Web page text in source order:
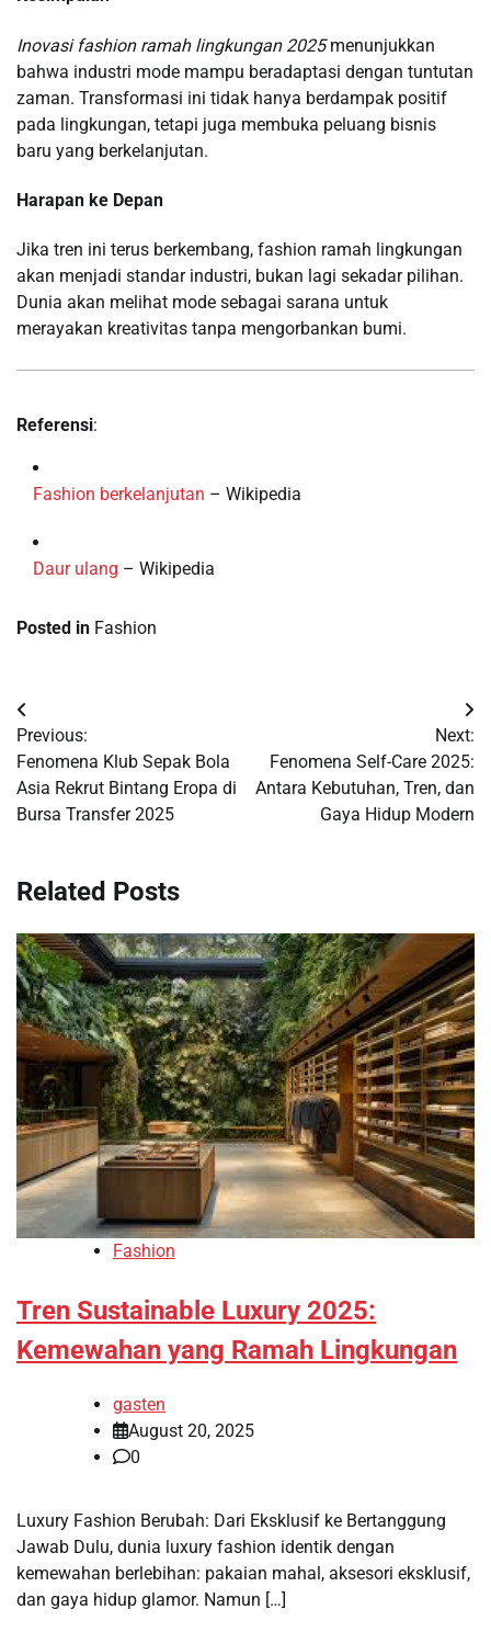
Inovasi fashion ramah lingkungan 2025menunjukkan
bahwa industri mode mampu beradaptasi dengan tuntutan
zaman. Transformasi ini tidak hanya berdampak positif
pada lingkungan, tetapi juga membuka peluang bisnis
baru yang berkelanjutan.
Harapan ke Depan
Jika tren ini terus berkembang, fashion ramah lingkungan
akan menjadi standar industri, bukan lagi sekadar pilihan.
Dunia akan melihat mode sebagai sarana untuk
merayakan kreativitas tanpa mengorbankan bumi.
Referensi:
Fashion berkelanjutan – Wikipedia
Daur ulang – Wikipedia
Posted in Fashion
Post
navigation
Previous:
Fenomena Klub Sepak Bola
Asia Rekrut Bintang Eropa di
Bursa Transfer 2025
Next:
Fenomena Self-Care 2025:
Antara Kebutuhan, Tren, dan
Gaya Hidup Modern
Related Posts
Fashion
Tren Sustainable Luxury 2025:
Kemewahan yang Ramah Lingkungan
gasten
August 20, 2025
0
Luxury Fashion Berubah: Dari Eksklusif ke Bertanggung
Jawab Dulu, dunia luxury fashion identik dengan
kemewahan berlebihan: pakaian mahal, aksesori eksklusif,
dan gaya hidup glamor. Namun […]